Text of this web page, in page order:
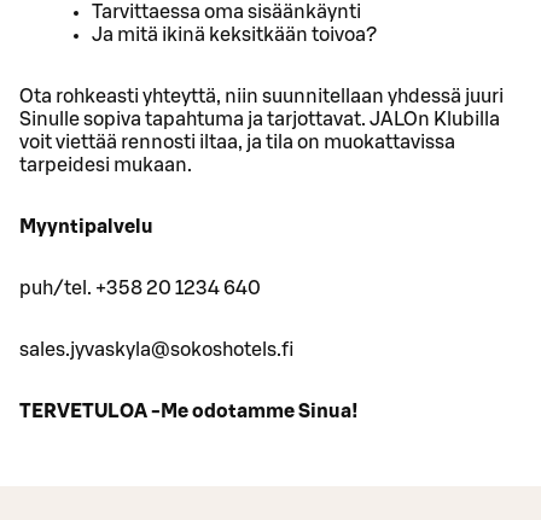
Tarvittaessa oma sisäänkäynti
Ja mitä ikinä keksitkään toivoa?
Ota rohkeasti yhteyttä, niin suunnitellaan yhdessä juuri
Sinulle sopiva tapahtuma ja tarjottavat. JALOn Klubilla
voit viettää rennosti iltaa, ja tila on muokattavissa
tarpeidesi mukaan.
Myyntipalvelu
puh/tel. +358 20 1234 640
sales.jyvaskyla@sokoshotels.fi
TERVETULOA -Me odotamme Sinua!